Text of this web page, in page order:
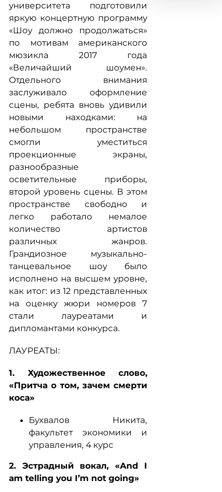
университета подготовили
яркую концертную программу
«Шоу должно продолжаться»
по мотивам американского
мюзикла 2017 года
«Величайший шоумен».
Отдельного внимания
заслуживало оформление
сцены, ребята вновь удивили
новыми находками: на
небольшом пространстве
смогли уместиться
проекционные экраны,
разнообразные
осветительные приборы,
второй уровень сцены. В этом
пространстве свободно и
легко работало немалое
количество артистов
различных жанров.
Грандиозное музыкально-
танцевальное шоу было
исполнено на высшем уровне,
как итог: из 12 представленных
на оценку жюри номеров 7
стали лауреатами и
дипломантами конкурса.
ЛАУРЕАТЫ:
1. Художественное слово,
«Притча о том, зачем смерти
коса»
Бухвалов Никита,
факультет экономики и
управления, 4 курс
2. Эстрадный вокал, «And I
am telling you I’m not going»